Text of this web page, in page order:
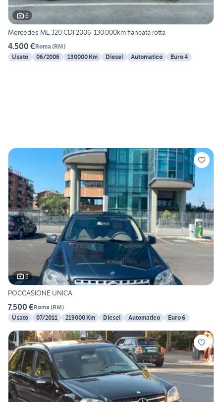
6
Mercedes ML 320 CDI 2006-130.000km fiancata rotta
4.500 €Roma (RM)
Usato
06/2006 130000 Km Diesel Automatico Euro 4
6
POCCASIONE UNICA
7.500 €Roma (RM)
Usato
07/2011 219000 Km Diesel Automatico Euro 6